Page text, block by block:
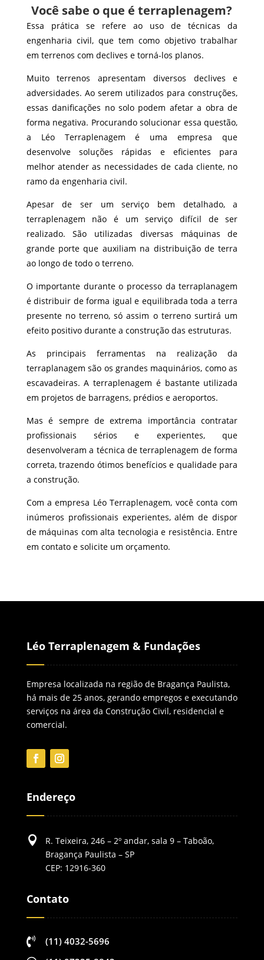
Você sabe o que é terraplenagem?
Essa prática se refere ao uso de técnicas da
engenharia civil, que tem como objetivo trabalhar
em terrenos com declives e torná-los planos.
Muito terrenos apresentam diversos declives e
adversidades. Ao serem utilizados para construções,
essas danificações no solo podem afetar a obra de
forma negativa. Procurando solucionar essa questão,
a Léo Terraplenagem é uma empresa que
desenvolve soluções rápidas e eficientes para
melhor atender as necessidades de cada cliente, no
ramo da engenharia civil.
Apesar de ser um serviço bem detalhado, a
terraplenagem não é um serviço difícil de ser
realizado. São utilizadas diversas máquinas de
grande porte que auxiliam na distribuição de terra
ao longo de todo o terreno.
O importante durante o processo da terraplanagem
é distribuir de forma igual e equilibrada toda a terra
presente no terreno, só assim o terreno surtirá um
efeito positivo durante a construção das estruturas.
As principais ferramentas na realização da
terraplanagem são os grandes maquinários, como as
escavadeiras. A terraplenagem é bastante utilizada
em projetos de barragens, prédios e aeroportos.
Mas é sempre de extrema importância contratar
profissionais sérios e experientes, que
desenvolveram a técnica de terraplenagem de forma
correta, trazendo ótimos benefícios e qualidade para
a construção.
Com a empresa Léo Terraplenagem, você conta com
inúmeros profissionais experientes, além de dispor
de máquinas com alta tecnologia e resistência. Entre
em contato e solicite um orçamento.
Léo Terraplenagem & Fundações
Empresa localizada na região de Bragança Paulista,
há mais de 25 anos, gerando empregos e executando
serviços na área da Construção Civil, residencial e
comercial.
Endereço

R. Teixeira, 246 – 2º andar, sala 9 – Taboão,
Bragança Paulista – SP
CEP: 12916-360
Contato
 (11) 4032-5696